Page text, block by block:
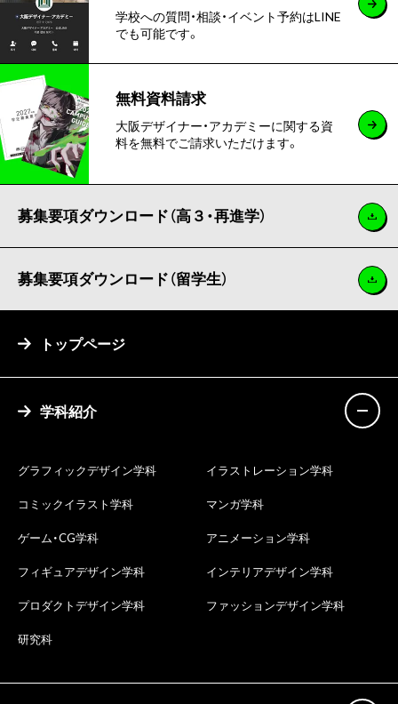
学校への質問・相談・イベント予約はLINE
でも可能です。
無料資料請求
大阪デザイナー・アカデミーに関する資
料を無料でご請求いただけます。
募集要項ダウンロード（高３・再進学）
募集要項ダウンロード（留学生）
トップページ
学科紹介
グラフィックデザイン学科
イラストレーション学科
コミックイラスト学科
マンガ学科
ゲーム・CG学科
アニメーション学科
フィギュアデザイン学科
インテリアデザイン学科
プロダクトデザイン学科
ファッションデザイン学科
研究科